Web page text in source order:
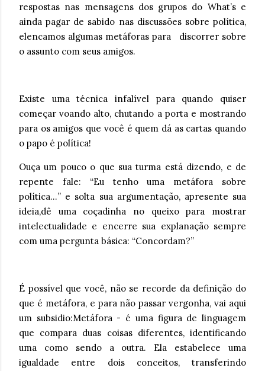
respostas nas mensagens dos grupos do What’s e
ainda pagar de sabido nas discussões sobre política,
elencamos algumas metáforas para discorrer sobre
o assunto com seus amigos.
Existe uma técnica infalível para quando quiser
começar voando alto, chutando a porta e mostrando
para os amigos que você é quem dá as cartas quando
o papo é política!
Ouça um pouco o que sua turma está dizendo, e de
repente fale: “Eu tenho uma metáfora sobre
política…” e solta sua argumentação, apresente sua
ideia,dê uma coçadinha no queixo para mostrar
intelectualidade e encerre sua explanação sempre
com uma pergunta básica: “Concordam?”
É possível que você, não se recorde da definição do
que é metáfora, e para não passar vergonha, vai aqui
um subsidio:Metáfora - é uma figura de linguagem
que compara duas coisas diferentes, identificando
uma como sendo a outra. Ela estabelece uma
igualdade entre dois conceitos, transferindo